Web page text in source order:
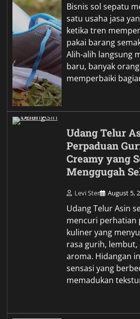
Bisnis sol sepatu
satu usaha jasa
ketika tren
pakai barang
Alih-alih langsung
baru, banyak
memperbaiki
Udang Telur
Perpaduan
Creamy yang
Menggugah
Levi Ster August 5,
Udang Telur Asin
mencuri perhatian
kuliner yang
rasa gurih, lembut,
aroma. Hidangan
sensasi yang
memadukan